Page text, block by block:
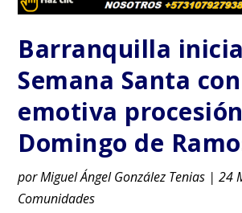
Barranquilla inicia
Semana Santa con
emotiva
Domingo de
porMiguel Ángel González Tenias |24
Comunidades